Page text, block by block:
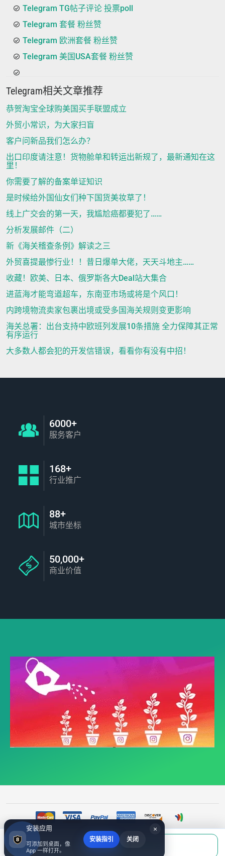
Telegram TG帖子评论 投票poll
Telegram 套餐 粉丝赞
Telegram 欧洲套餐 粉丝赞
Telegram 美国USA套餐 粉丝赞
Telegram相关文章推荐
恭贺淘宝全球购美国买手联盟成立
外贸小常识，为大家扫盲
客户问新品我们怎么办？
出口印度请注意！货物舱单和转运出新规了，最新通知在这
里！
你需要了解的备案单证知识
是时候给外国仙女们种下国货美妆草了！
线上广交会的第一天，我尴尬癌都要犯了……
分析发展邮件（二）
新《海关稽查条例》解读之三
外贸喜提最惨行业！！昔日爆单大佬，天天斗地主……
收藏！欧美、日本、俄罗斯各大Deal站大集合
进蓝海才能弯道超车，东南亚市场或将是个风口！
内跨境物流卖家包裹出境或受多国海关规则变更影响
海关总署：出台支持中欧班列发展10条措施 全力保障其正常
有序运行
大多数人都会犯的开发信错误，看看你有没有中招！
当前应付
￥0.00 填写账号后购买
6000+
服务客户
168+
行业推广
88+
城市坐标
50,000+
商业价值
©电报赞｜支持telegram粉丝购买、telegram粉丝统计下单，付款清楚，客服对接｜
×
安装应用
可添加到桌面，像
App 一样打开。
安装指引 关闭